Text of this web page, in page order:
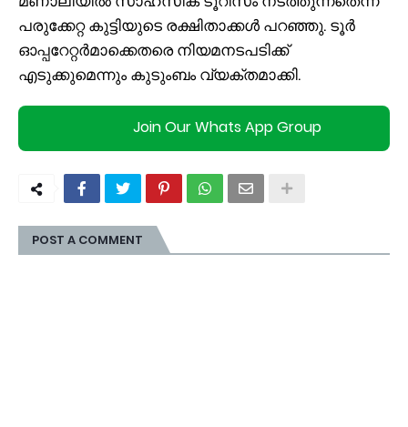
പരുക്കേറ്റ കുട്ടിയുടെ രക്ഷിതാക്കൾ പറഞ്ഞു. ടൂർ
ഓപ്പറേറ്റർമാക്കെതരെ നിയമനടപടിക്ക്
എടുക്കുമെന്നും കുടുംബം വ്യക്തമാക്കി.
Join Our Whats App Group
POST A COMMENT